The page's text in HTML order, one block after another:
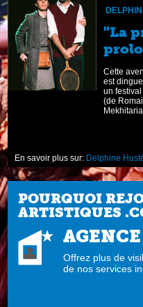
"La
Cette
est
un
(de
En savoir plus sur: Delphine
POURQUOI
ARTISTIQUES
AGENCE
Offrez plus de
de nos services